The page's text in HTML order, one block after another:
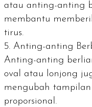
atau anting-anting
membantu
tirus.
Anting-anting
Anting-anting
oval atau lonjong
mengubah
proporsional.